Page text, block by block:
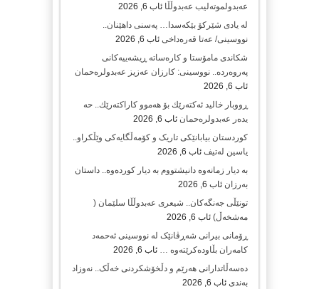
عەبدولموتەلیب عەبدوڵڵا ئاب 6, 2026
لە یادی شێرکۆ بێکەسدا… پەسنی داهێنان..
نووسینی/ عەتا قەرەداخی ئاب 6, 2026
شکاندی مامۆستا و کارەساتە ڕیشەییەکانی
پەروەردە.. نووسینی: کارزان عەزیز عەبدولرەحمان
ئاب 6, 2026
ڕووبار خالید ئەكتەرێك بۆ هەموو كاراكتەرێك.. حه
یدەر عەبدولرەحمان ئاب 6, 2026
کوردستان بیابانێکی تاریک و کۆمەڵگایەکی وێڵکراو..
یاسین لەتیف ئاب 6, 2026
بە دیار زمانەوە دانیشتووم بە دیار کوردەوە.. داستان
بەرزان ئاب 6, 2026
تونێڵی جەنگەکان.. شیعری عەبدوڵڵا سلێمان (
مەشخەڵ) ئاب 6, 2026
ڕۆمانی بیرانی شەڕڤانێک لە نووسینی ئەحمەد
کامەران بڵاودەکرێتەوە … ئاب 6, 2026
دەسەڵاتدارانی هەرێم و دڵخۆشکردنی خەڵک.. نەوزاد
بەندی ئاب 6, 2026